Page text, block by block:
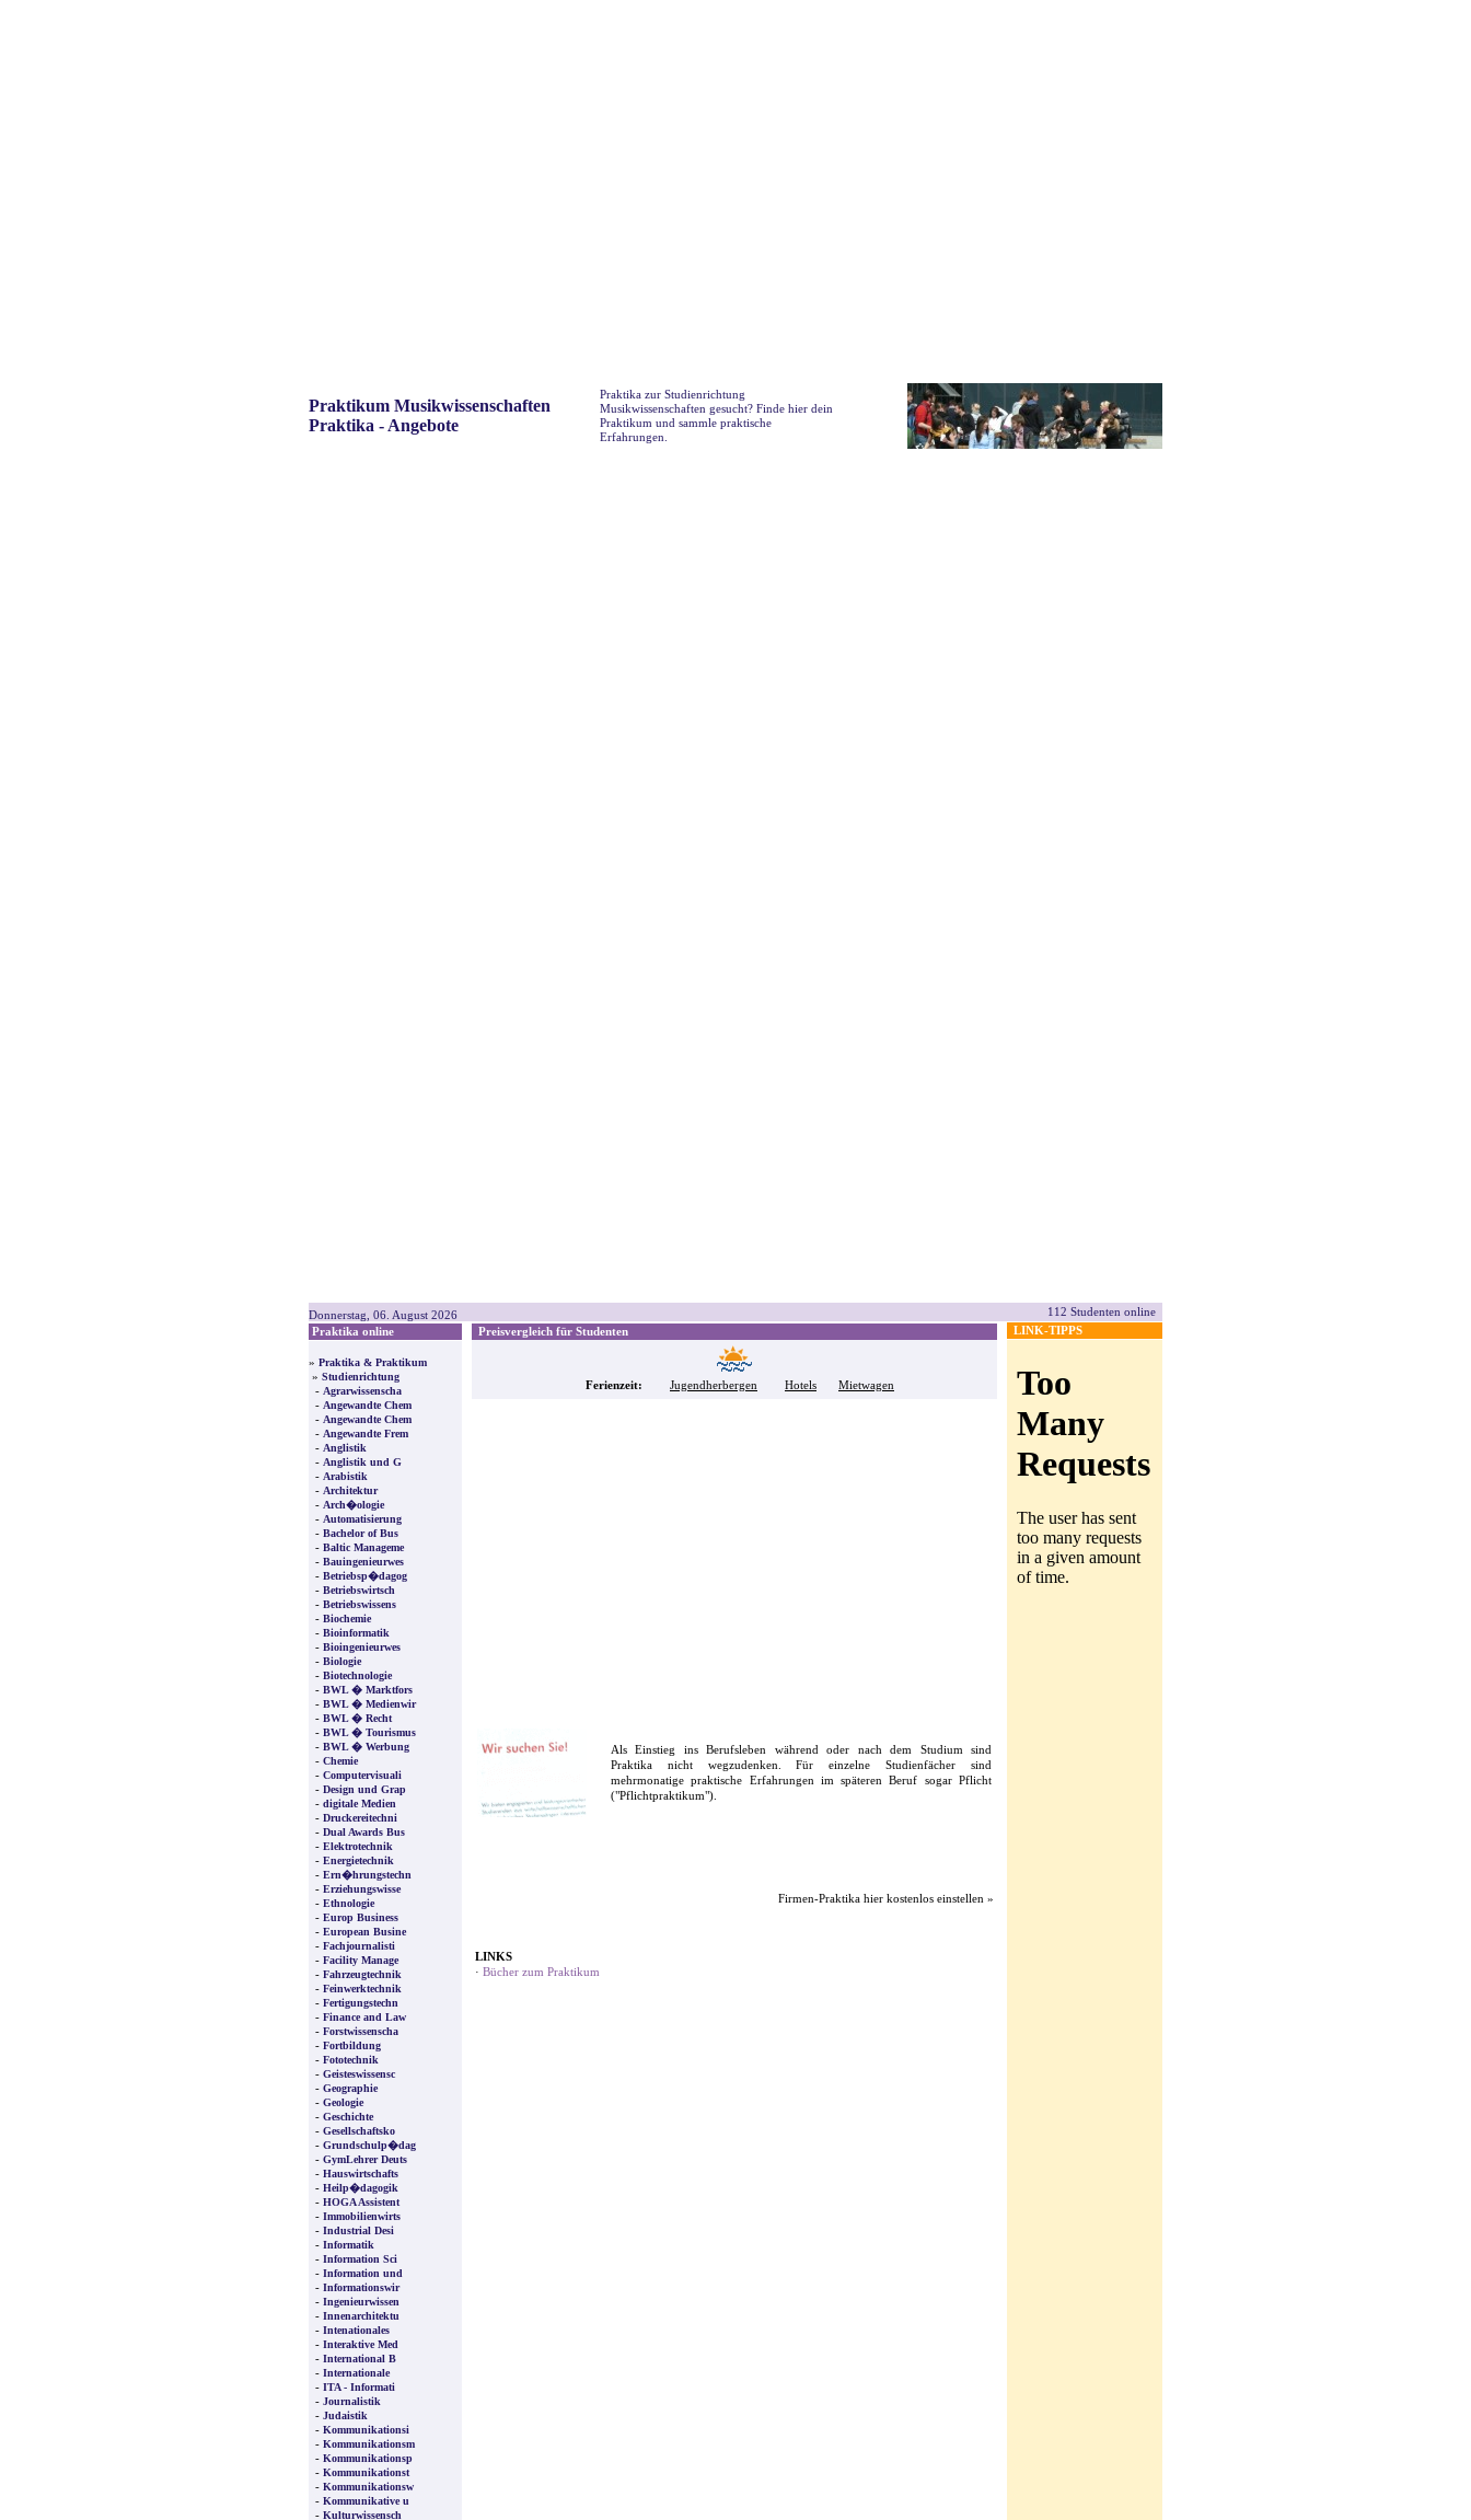
Praktikum Musikwissenschaften
Praktika - Angebote
Praktika zur Studienrichtung
Musikwissenschaften gesucht? Finde hier dein
Praktikum und sammle praktische
Erfahrungen.
Donnerstag, 06. August 2026
112 Studenten online
Praktika online
» Praktika & Praktikum
» Studienrichtung
- Agrarwissenscha
- Angewandte Chem
- Angewandte Chem
- Angewandte Frem
- Anglistik
- Anglistik und G
- Arabistik
- Architektur
- Arch�ologie
- Automatisierung
- Bachelor of Bus
- Baltic Manageme
- Bauingenieurwes
- Betriebsp�dagog
- Betriebswirtsch
- Betriebswissens
- Biochemie
- Bioinformatik
- Bioingenieurwes
- Biologie
- Biotechnologie
- BWL � Marktfors
- BWL � Medienwir
- BWL � Recht
- BWL � Tourismus
- BWL � Werbung
- Chemie
- Computervisuali
- Design und Grap
- digitale Medien
- Druckereitechni
- Dual Awards Bus
- Elektrotechnik
- Energietechnik
- Ern�hrungstechn
- Erziehungswisse
- Ethnologie
- Europ Business
- European Busine
- Fachjournalisti
- Facility Manage
- Fahrzeugtechnik
- Feinwerktechnik
- Fertigungstechn
- Finance and Law
- Forstwissenscha
- Fortbildung
- Fototechnik
- Geisteswissensc
- Geographie
- Geologie
- Geschichte
- Gesellschaftsko
- Grundschulp�dag
- GymLehrer Deuts
- Hauswirtschafts
- Heilp�dagogik
- HOGA Assistent
- Immobilienwirts
- Industrial Desi
- Informatik
- Information Sci
- Information und
- Informationswir
- Ingenieurwissen
- Innenarchitektu
- Intenationales
- Interaktive Med
- International B
- Internationale
- ITA - Informati
- Journalistik
- Judaistik
- Kommunikationsi
- Kommunikationsm
- Kommunikationsp
- Kommunikationst
- Kommunikationsw
- Kommunikative u
- Kulturwissensch
Preisvergleich für Studenten
Ferienzeit: Jugendherbergen Hotels Mietwagen
Als Einstieg ins Berufsleben während oder nach dem Studium sind
Praktika nicht wegzudenken. Für einzelne Studienfächer sind
mehrmonatige praktische Erfahrungen im späteren Beruf sogar Pflicht
("Pflichtpraktikum").
Firmen-Praktika hier kostenlos einstellen »
LINKS
· Bücher zum Praktikum
LINK-TIPPS